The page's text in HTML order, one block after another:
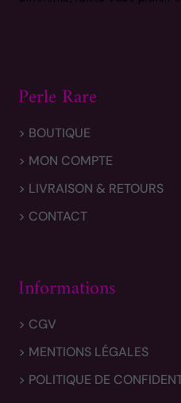
Perle Rare
> BOUTIQUE
> MON COMPTE
> LIVRAISON & RETOURS
> CONTACT
Informations
> CGV
> MENTIONS LÉGALES
> POLITIQUE DE